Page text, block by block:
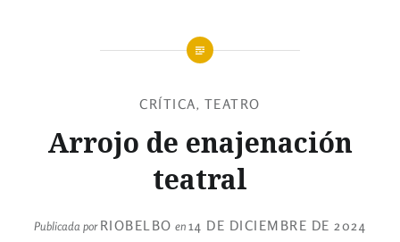
CRÍTICA, TEATRO
Arrojo de enajenación
teatral
Publicada porRIOBELBO en14 DE DICIEMBRE DE 2024